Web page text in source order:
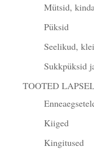
Mütsid,
Püksid
Seelikud,
Sukkpüksid
TOOTED
Kiiged
Kingitused